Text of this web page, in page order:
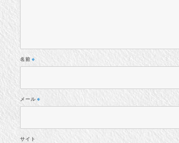
名前※
メール ※
サイト